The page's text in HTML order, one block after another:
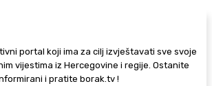
portal koji ima za cilj izvještavati sve svoje
vijestima iz Hercegovine i regije. Ostanite
i pratite borak.tv !